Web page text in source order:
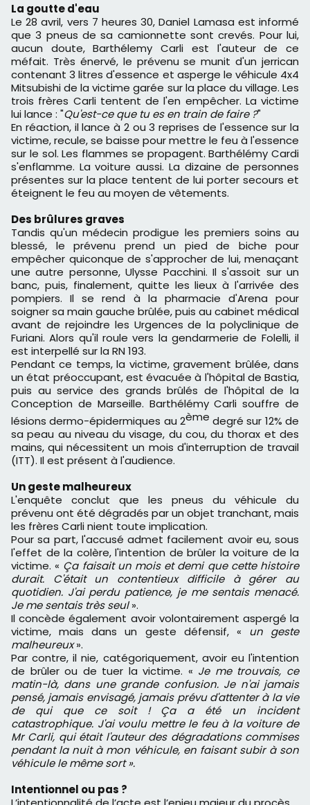
La goutte d'eau
Le 28 avril, vers 7 heures 30, Daniel Lamasa est informé
que 3 pneus de sa camionnette sont crevés. Pour lui,
aucun doute, Barthélemy Carli est l'auteur de ce
méfait. Très énervé, le prévenu se munit d'un jerrican
contenant 3 litres d'essence et asperge le véhicule 4x4
Mitsubishi de la victime garée sur la place du village. Les
trois frères Carli tentent de l'en empêcher. La victime
lui lance : "Qu'est-ce que tu es en train de faire ?"
En réaction, il lance à 2 ou 3 reprises de l'essence sur la
victime, recule, se baisse pour mettre le feu à l'essence
sur le sol. Les flammes se propagent. Barthélémy Cardi
s'enflamme. La voiture aussi. La dizaine de personnes
présentes sur la place tentent de lui porter secours et
éteignent le feu au moyen de vêtements.
Des brûlures graves
Tandis qu'un médecin prodigue les premiers soins au
blessé, le prévenu prend un pied de biche pour
empêcher quiconque de s'approcher de lui, menaçant
une autre personne, Ulysse Pacchini. Il s'assoit sur un
banc, puis, finalement, quitte les lieux à l'arrivée des
pompiers. Il se rend à la pharmacie d'Arena pour
soigner sa main gauche brûlée, puis au cabinet médical
avant de rejoindre les Urgences de la polyclinique de
Furiani. Alors qu'il roule vers la gendarmerie de Folelli, il
est interpellé sur la RN 193.
Pendant ce temps, la victime, gravement brûlée, dans
un état préoccupant, est évacuée à l'hôpital de Bastia,
puis au service des grands brûlés de l'hôpital de la
Conception de Marseille. Barthélémy Carli souffre de
lésions dermo-épidermiques au 2ème degré sur 12% de
sa peau au niveau du visage, du cou, du thorax et des
mains, qui nécessitent un mois d'interruption de travail
(ITT). Il est présent à l'audience.
Un geste malheureux
L'enquête conclut que les pneus du véhicule du
prévenu ont été dégradés par un objet tranchant, mais
les frères Carli nient toute implication.
Pour sa part, l'accusé admet facilement avoir eu, sous
l'effet de la colère, l'intention de brûler la voiture de la
victime. « Ça faisait un mois et demi que cette histoire
durait. C'était un contentieux difficile àgérer au
quotidien. J'ai perdu patience, je me sentais menacé.
Je me sentais très seul».
Il concède également avoir volontairement aspergé la
victime, mais dans un geste défensif, « un geste
malheureux».
Par contre, il nie, catégoriquement, avoir eu l'intention
de brûler ou de tuer la victime. « Je me trouvais, ce
matin-là, dans une grande confusion. Je n'ai jamais
pensé, jamais envisagé, jamais prévu d'attenteràla vie
de qui que ce soit
! Ça a étéun incident
catastrophique. J'ai voulu mettre le feu àla voiture de
Mr Carli, quiétait l'auteur des dégradations commises
pendant la nuitàmon véhicule, en faisant subir àson
véhicule le même sort».
Intentionnel ou pas ?